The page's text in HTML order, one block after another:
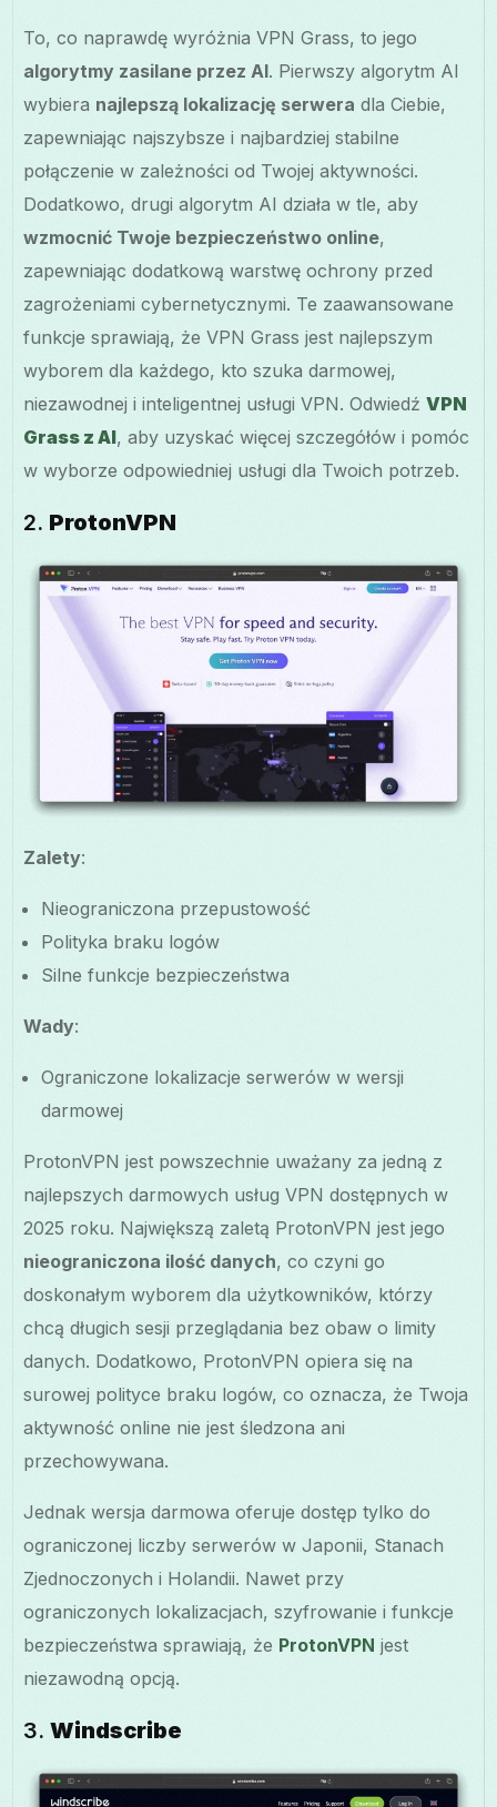
To, co naprawdę wyróżnia VPN Grass, to jego
algorytmy zasilane przez AI. Pierwszy algorytm AI
wybiera najlepszą lokalizację serwera dla Ciebie,
zapewniając najszybsze i najbardziej stabilne
połączenie w zależności od Twojej aktywności.
Dodatkowo, drugi algorytm AI działa w tle, aby
wzmocnić Twoje bezpieczeństwo online,
zapewniając dodatkową warstwę ochrony przed
zagrożeniami cybernetycznymi. Te zaawansowane
funkcje sprawiają, że VPN Grass jest najlepszym
wyborem dla każdego, kto szuka darmowej,
niezawodnej i inteligentnej usługi VPN. OdwiedźVPN
Grass z AI, aby uzyskać więcej szczegółów i pomóc
w wyborze odpowiedniej usługi dla Twoich potrzeb.
2. ProtonVPN
Zalety:
Nieograniczona przepustowość
Polityka braku logów
Silne funkcje bezpieczeństwa
Wady:
Ograniczone lokalizacje serwerów w wersji
darmowej
ProtonVPN jest powszechnie uważany za jedną z
najlepszych darmowych usług VPN dostępnych w
2025 roku. Największą zaletą ProtonVPN jest jego
nieograniczona ilość danych, co czyni go
doskonałym wyborem dla użytkowników, którzy
chcą długich sesji przeglądania bez obaw o limity
danych. Dodatkowo, ProtonVPN opiera się na
surowej polityce braku logów, co oznacza, że Twoja
aktywność online nie jest śledzona ani
przechowywana.
Jednak wersja darmowa oferuje dostęp tylko do
ograniczonej liczby serwerów w Japonii, Stanach
Zjednoczonych i Holandii. Nawet przy
ograniczonych lokalizacjach, szyfrowanie i funkcje
bezpieczeństwa sprawiają, że ProtonVPN jest
niezawodną opcją.
3.Windscribe